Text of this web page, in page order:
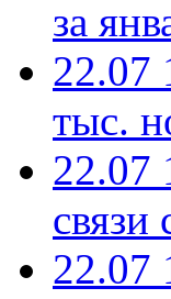
за
22.07
тыс.
22.07
связи
22.07